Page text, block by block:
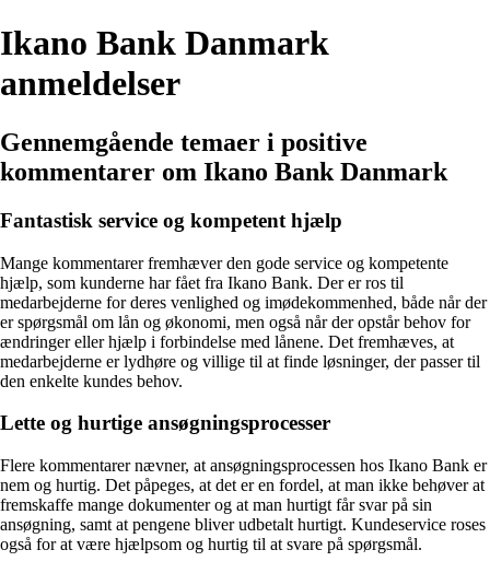
Ikano Bank Danmark
anmeldelser
Gennemgående temaer i positive
kommentarer om Ikano Bank Danmark
Fantastisk service og kompetent hjælp
Mange kommentarer fremhæver den gode service og kompetente
hjælp, som kunderne har fået fra Ikano Bank. Der er ros til
medarbejderne for deres venlighed og imødekommenhed, både når der
er spørgsmål om lån og økonomi, men også når der opstår behov for
ændringer eller hjælp i forbindelse med lånene. Det fremhæves, at
medarbejderne er lydhøre og villige til at finde løsninger, der passer til
den enkelte kundes behov.
Lette og hurtige ansøgningsprocesser
Flere kommentarer nævner, at ansøgningsprocessen hos Ikano Bank er
nem og hurtig. Det påpeges, at det er en fordel, at man ikke behøver at
fremskaffe mange dokumenter og at man hurtigt får svar på sin
ansøgning, samt at pengene bliver udbetalt hurtigt. Kundeservice roses
også for at være hjælpsom og hurtig til at svare på spørgsmål.